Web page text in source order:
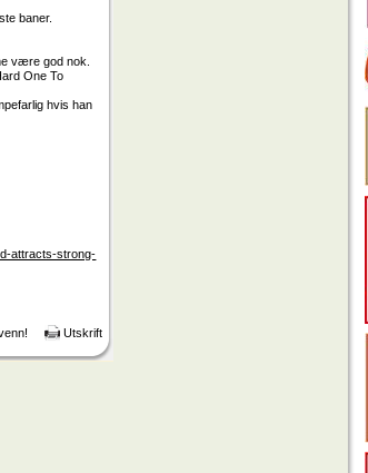
baner.
være god nok.
One To
hvis han
attracts-strong-
Utskrift